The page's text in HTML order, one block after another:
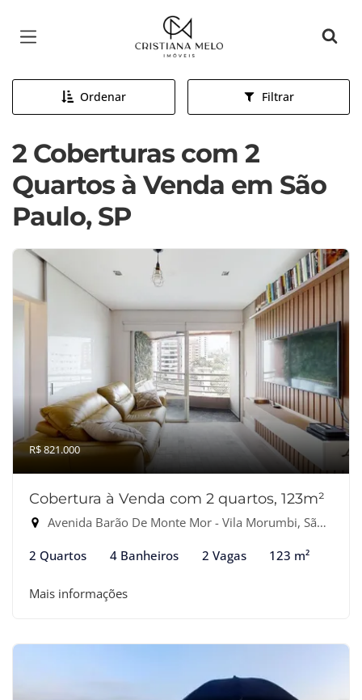
Página inicial
Ordenar Filtrar
2 Coberturas com 2
Quartos à Venda em São
Paulo, SP
R$ 821.000
Cobertura à Venda com 2 quartos, 123m²
Avenida Barão De Monte Mor - Vila Morumbi, São Paulo-SP
2 Quartos 4 Banheiros 2 Vagas 123 m²
Mais informações